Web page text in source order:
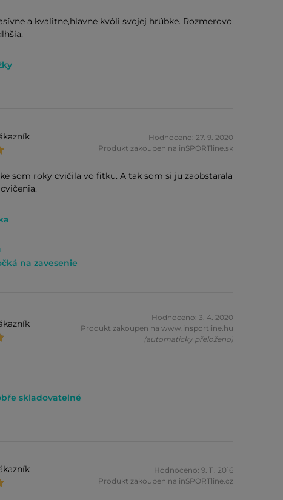
a kvalitne,hlavne kvôli svojej hrúbke. Rozmerovo
Hodnoceno: 27. 9. 2020
Produkt zakoupen na inSPORTline.sk
som roky cvičila vo fitku. A tak som si ju zaobstarala
na zavesenie
Hodnoceno: 3. 4. 2020
Produkt zakoupen na www.insportline.hu
(automaticky přeloženo)
skladovatelné
Hodnoceno: 9. 11. 2016
Produkt zakoupen na inSPORTline.cz